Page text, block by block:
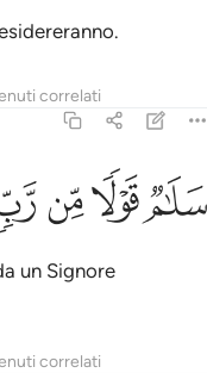
correlati
سلام قولا من رب رحيم ٥٨
سَلَـٰمٌۭ قَوْلًۭا مِّن رَّبٍّۢ
ﱘﱙﱚ
un Signore
correlati